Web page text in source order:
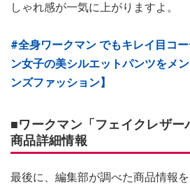
しゃれ感が一気に上がりますよ。
#全身ワークマン でもキレイ目コ
ン女子の美シルエットパンツをメ
ンズファッション】
■ワークマン「フェイクレザー
商品詳細情報
最後に、編集部が調べた商品情報を